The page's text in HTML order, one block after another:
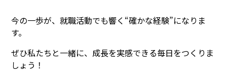
今の一歩が、就職活動でも響く “確かな経験”になりま
す。
ぜひ私たちと一緒に、成長を実感できる毎日をつくりま
しょう！